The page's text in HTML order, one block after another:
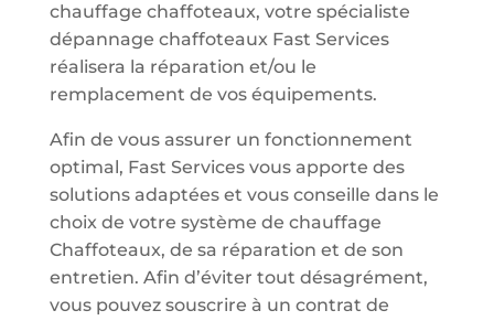
chauffage chaffoteaux, votre spécialiste
dépannage chaffoteaux Fast Services
réalisera la réparation et/ou le
remplacement de vos équipements.
Afin de vous assurer un fonctionnement
optimal, Fast Services vous apporte des
solutions adaptées et vous conseille dans le
choix de votre système de chauffage
Chaffoteaux, de sa réparation et de son
entretien. Afin d’éviter tout désagrément,
vous pouvez souscrire à un contrat de